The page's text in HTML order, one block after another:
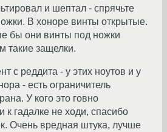
и шептал - спрячьте
В хоноре винты открытые.
бы они винты под ножки
такие защелки.
с реддита - у этих ноутов и у
- есть ограничитель
У кого это говно
к гадалке не ходи, спасибо
Очень вредная штука, лучше